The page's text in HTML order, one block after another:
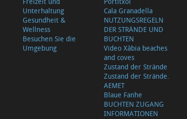
Unterhaltung
Gesundheit &
Wellness
Besuchen Sie die
Umgebung
Cala Granadella
NUTZUNGSREGELN
DER STRÄNDE UND
BUCHTEN
Video Xàbia beaches
and coves
Zustand der Strände
Zustand der Strände.
AEMET
Blaue Fanhe
BUCHTEN ZUGANG
INFORMATIONEN